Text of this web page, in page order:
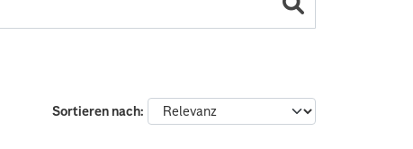
Sortieren nach